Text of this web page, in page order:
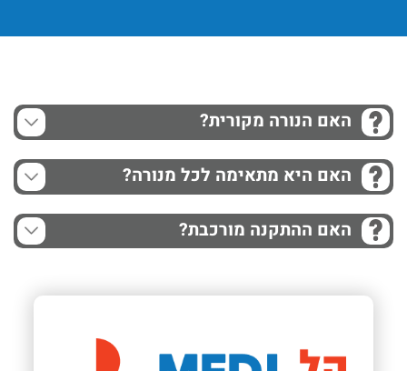
האם הנורה מקורית?
האם היא מתאימה לכל מנורה?
האם ההתקנה מורכבת?